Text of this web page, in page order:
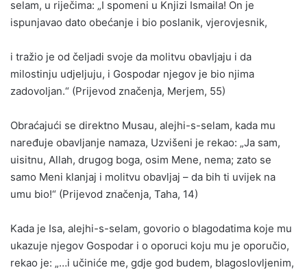
selam, u riječima: „I spomeni u Knjizi Ismaila! On je
ispunjavao dato obećanje i bio poslanik, vjerovjesnik,
i tražio je od čeljadi svoje da molitvu obavljaju i da
milostinju udjeljuju, i Gospodar njegov je bio njima
zadovoljan.“ (Prijevod značenja, Merjem, 55)
Obraćajući se direktno Musau, alejhi-s-selam, kada mu
naređuje obavljanje namaza, Uzvišeni je rekao: „Ja sam,
uisitnu, Allah, drugog boga, osim Mene, nema; zato se
samo Meni klanjaj i molitvu obavljaj – da bih ti uvijek na
umu bio!“ (Prijevod značenja, Taha, 14)
Kada je Isa, alejhi-s-selam, govorio o blagodatima koje mu
ukazuje njegov Gospodar i o oporuci koju mu je oporučio,
rekao je: „…i učiniće me, gdje god budem, blagoslovljenim,